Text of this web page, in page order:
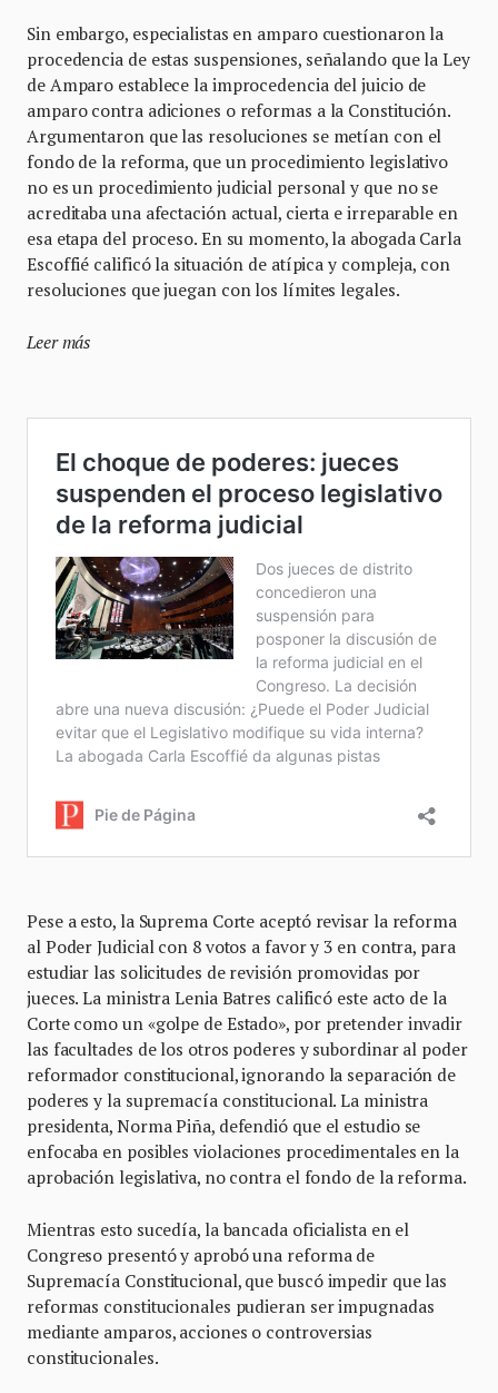
Sin embargo, especialistas en amparo cuestionaron la
procedencia de estas suspensiones, señalando que la Ley
de Amparo establece la improcedencia del juicio de
amparo contra adiciones o reformas a la Constitución.
Argumentaron que las resoluciones se metían con el
fondo de la reforma, que un procedimiento legislativo
no es un procedimiento judicial personal y que no se
acreditaba una afectación actual, cierta e irreparable en
esa etapa del proceso. En su momento, la abogada Carla
Escoffié calificó la situación de atípica y compleja, con
resoluciones que juegan con los límites legales.
Leer más
Pese a esto, la Suprema Corte aceptó revisar la reforma
al Poder Judicial con 8 votos a favor y 3 en contra, para
estudiar las solicitudes de revisión promovidas por
jueces. La ministra Lenia Batres calificó este acto de la
Corte como un «golpe de Estado», por pretender invadir
las facultades de los otros poderes y subordinar al poder
reformador constitucional, ignorando la separación de
poderes y la supremacía constitucional. La ministra
presidenta, Norma Piña, defendió que el estudio se
enfocaba en posibles violaciones procedimentales en la
aprobación legislativa, no contra el fondo de la reforma.
Mientras esto sucedía, la bancada oficialista en el
Congreso presentó y aprobó una reforma de
Supremacía Constitucional, que buscó impedir que las
reformas constitucionales pudieran ser impugnadas
mediante amparos, acciones o controversias
constitucionales.